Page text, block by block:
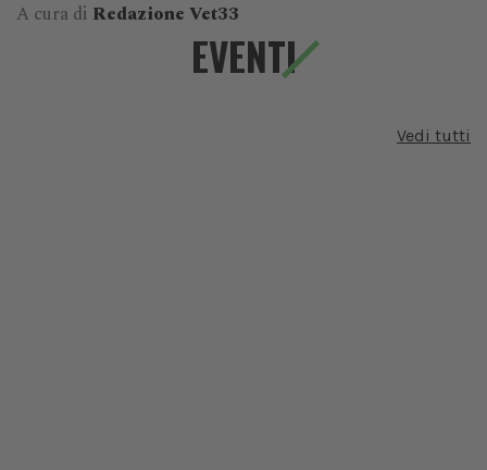
A cura di Redazione Vet33
EVENTI
Vedi tutti